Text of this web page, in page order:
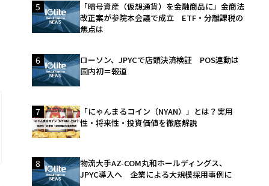
5
「暗号資産（仮想通貨）を金融商品に」金商法
改正案が参院本会議で成立 ETF・分離課税の
焦点は
6
ローソン、JPYCで店頭決済検証 POS連動は
国内初＝報道
7
「にゃんまるコイン（NYAN）」とは？実用
性・将来性・投資価値を徹底解説
8
物流大手AZ-COM丸和ホールディングス、
JPYC導入へ 企業による大規模採用事例に